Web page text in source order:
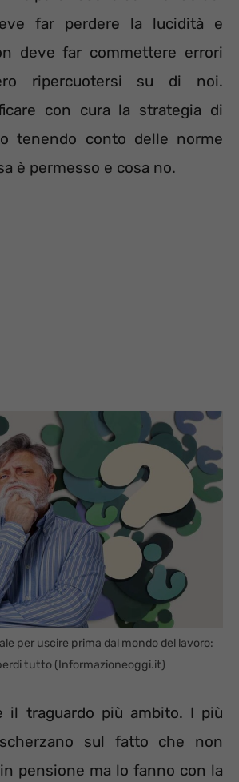
far perdere la lucidità e
deve far commettere errori
ripercuotersi su di noi.
con cura la strategia di
tenendo conto delle norme
è permesso e cosa no.
per uscire prima dal mondo del lavoro:
tutto (Informazioneoggi.it)
il traguardo più ambito. I più
sul fatto che non
pensione ma lo fanno con la